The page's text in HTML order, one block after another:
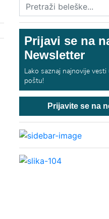
Prijavi se na
Newsletter
Lako saznaj najnovije
poštu!
Prijavite se na